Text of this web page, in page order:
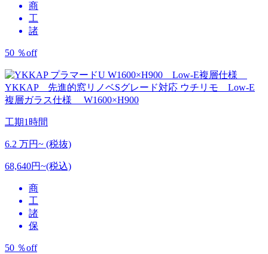
商
工
諸
50 ％off
YKKAP 先進的窓リノベSグレード対応 ウチリモ Low-E
複層ガラス仕様 W1600×H900
工期1時間
6.2 万円~ (税抜)
68,640円~(税込)
商
工
諸
保
50 ％off